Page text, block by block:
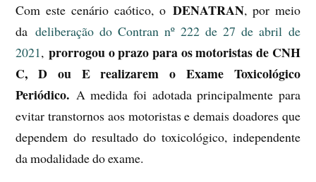
Com este cenário caótico, o DENATRAN, por meio
da deliberação do Contran nº 222 de 27 de abril de
2021,prorrogou o prazo para os motoristas de CNH
C, D ou E realizarem o Exame Toxicológico
Periódico. A medida foi adotada principalmente para
evitar transtornos aos motoristas e demais doadores que
dependem do resultado do toxicológico, independente
da modalidade do exame.